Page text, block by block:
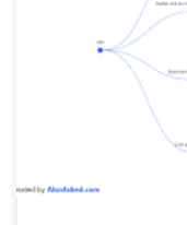
d’Optimisation SEO :
L’optimisation pour
pour améliorer la
qualifié. Pour faciliter
d’optimisation SEO